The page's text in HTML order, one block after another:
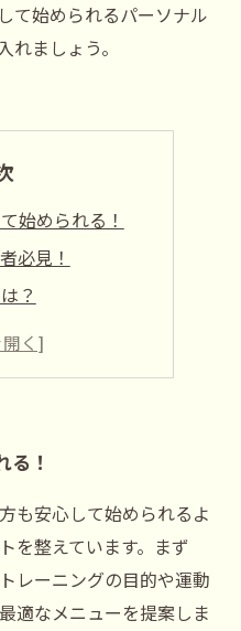
て始められるパーソナル
れましょう。
始められる！
必見！
？
大切
る！
も安心して始められるよ
を整えています。まず
レーニングの目的や運動
適なメニューを提案しま